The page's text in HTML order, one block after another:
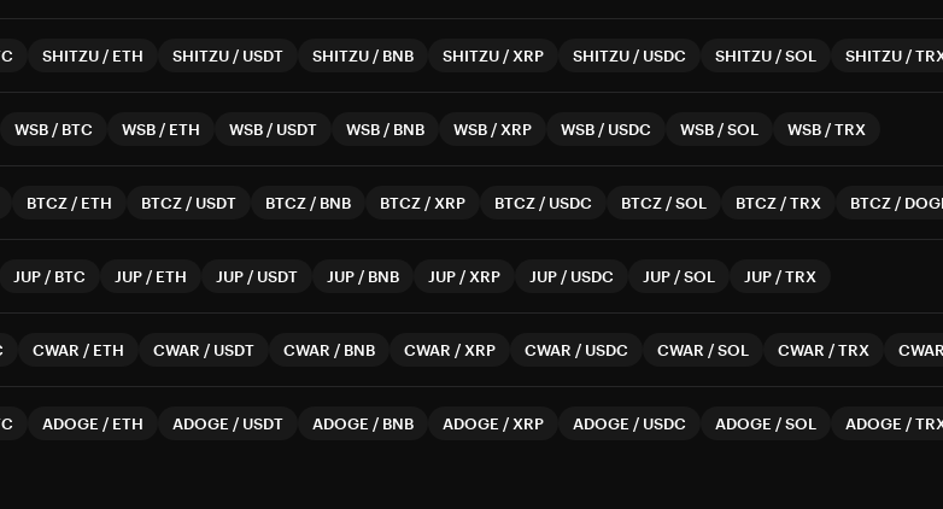
SHITZU / ETH SHITZU / USDT SHITZU / BNB SHITZU / XRP SHITZU / USDC SHITZU /SOL SHITZU /
WSB / BTC WSB / ETH WSB / USDT WSB / BNB WSB / XRP WSB / USDC WSB /SOL WSB /TRX
BTCZ / ETH BTCZ / USDT BTCZ / BNB BTCZ / XRP BTCZ / USDC BTCZ /SOL BTCZ /TRX BTCZ /
JUP / BTC JUP / ETH JUP / USDT JUP / BNB JUP / XRP JUP / USDC JUP /SOL JUP /TRX
CWAR / ETH CWAR / USDT CWAR / BNB CWAR / XRP CWAR / USDC CWAR /SOL CWAR /TRX
ADOGE / ETH ADOGE / USDT ADOGE / BNB ADOGE / XRP ADOGE / USDC ADOGE /SOL ADOGE /